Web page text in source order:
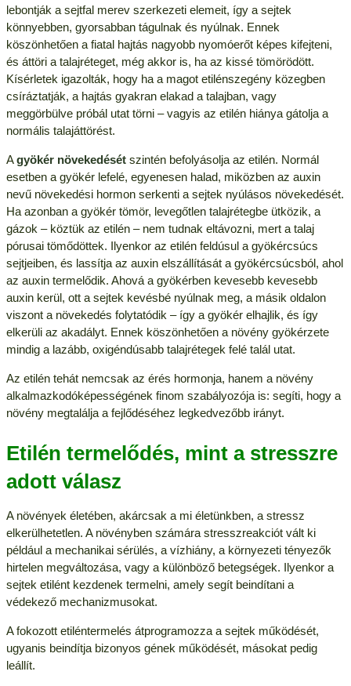
lebontják a sejtfal merev szerkezeti elemeit, így a sejtek
könnyebben, gyorsabban tágulnak és nyúlnak. Ennek
köszönhetően a fiatal hajtás nagyobb nyomóerőt képes kifejteni,
és áttöri a talajréteget, még akkor is, ha az kissé tömörödött.
Kísérletek igazolták, hogy ha a magot etilénszegény közegben
csíráztatják, a hajtás gyakran elakad a talajban, vagy
meggörbülve próbál utat törni – vagyis az etilén hiánya gátolja a
normális talajáttörést.
Agyökér növekedésétszintén befolyásolja az etilén. Normál
esetben a gyökér lefelé, egyenesen halad, miközben az auxin
nevű növekedési hormon serkenti a sejtek nyúlásos növekedését.
Ha azonban a gyökér tömör, levegőtlen talajrétegbe ütközik, a
gázok – köztük az etilén – nem tudnak eltávozni, mert a talaj
pórusai tömődöttek. Ilyenkor az etilén feldúsul a gyökércsúcs
sejtjeiben, és lassítja az auxin elszállítását a gyökércsúcsból, ahol
az auxin termelődik. Ahová a gyökérben kevesebb kevesebb
auxin kerül, ott a sejtek kevésbé nyúlnak meg, a másik oldalon
viszont a növekedés folytatódik – így a gyökér elhajlik, és így
elkerüli az akadályt. Ennek köszönhetően a növény gyökérzete
mindig a lazább, oxigéndúsabb talajrétegek felé talál utat.
Az etilén tehát nemcsak az érés hormonja, hanem a növény
alkalmazkodóképességének finom szabályozója is: segíti, hogy a
növény megtalálja a fejlődéséhez legkedvezőbb irányt.
Etilén termelődés, mint a stresszre
adott válasz
A növények életében, akárcsak a mi életünkben, a stressz
elkerülhetetlen. A növényben számára stresszreakciót vált ki
például a mechanikai sérülés, a vízhiány, a környezeti tényezők
hirtelen megváltozása, vagy a különböző betegségek. Ilyenkor a
sejtek etilént kezdenek termelni, amely segít beindítani a
védekező mechanizmusokat.
A fokozott etiléntermelés átprogramozza a sejtek működését,
ugyanis beindítja bizonyos gének működését, másokat pedig
leállít.